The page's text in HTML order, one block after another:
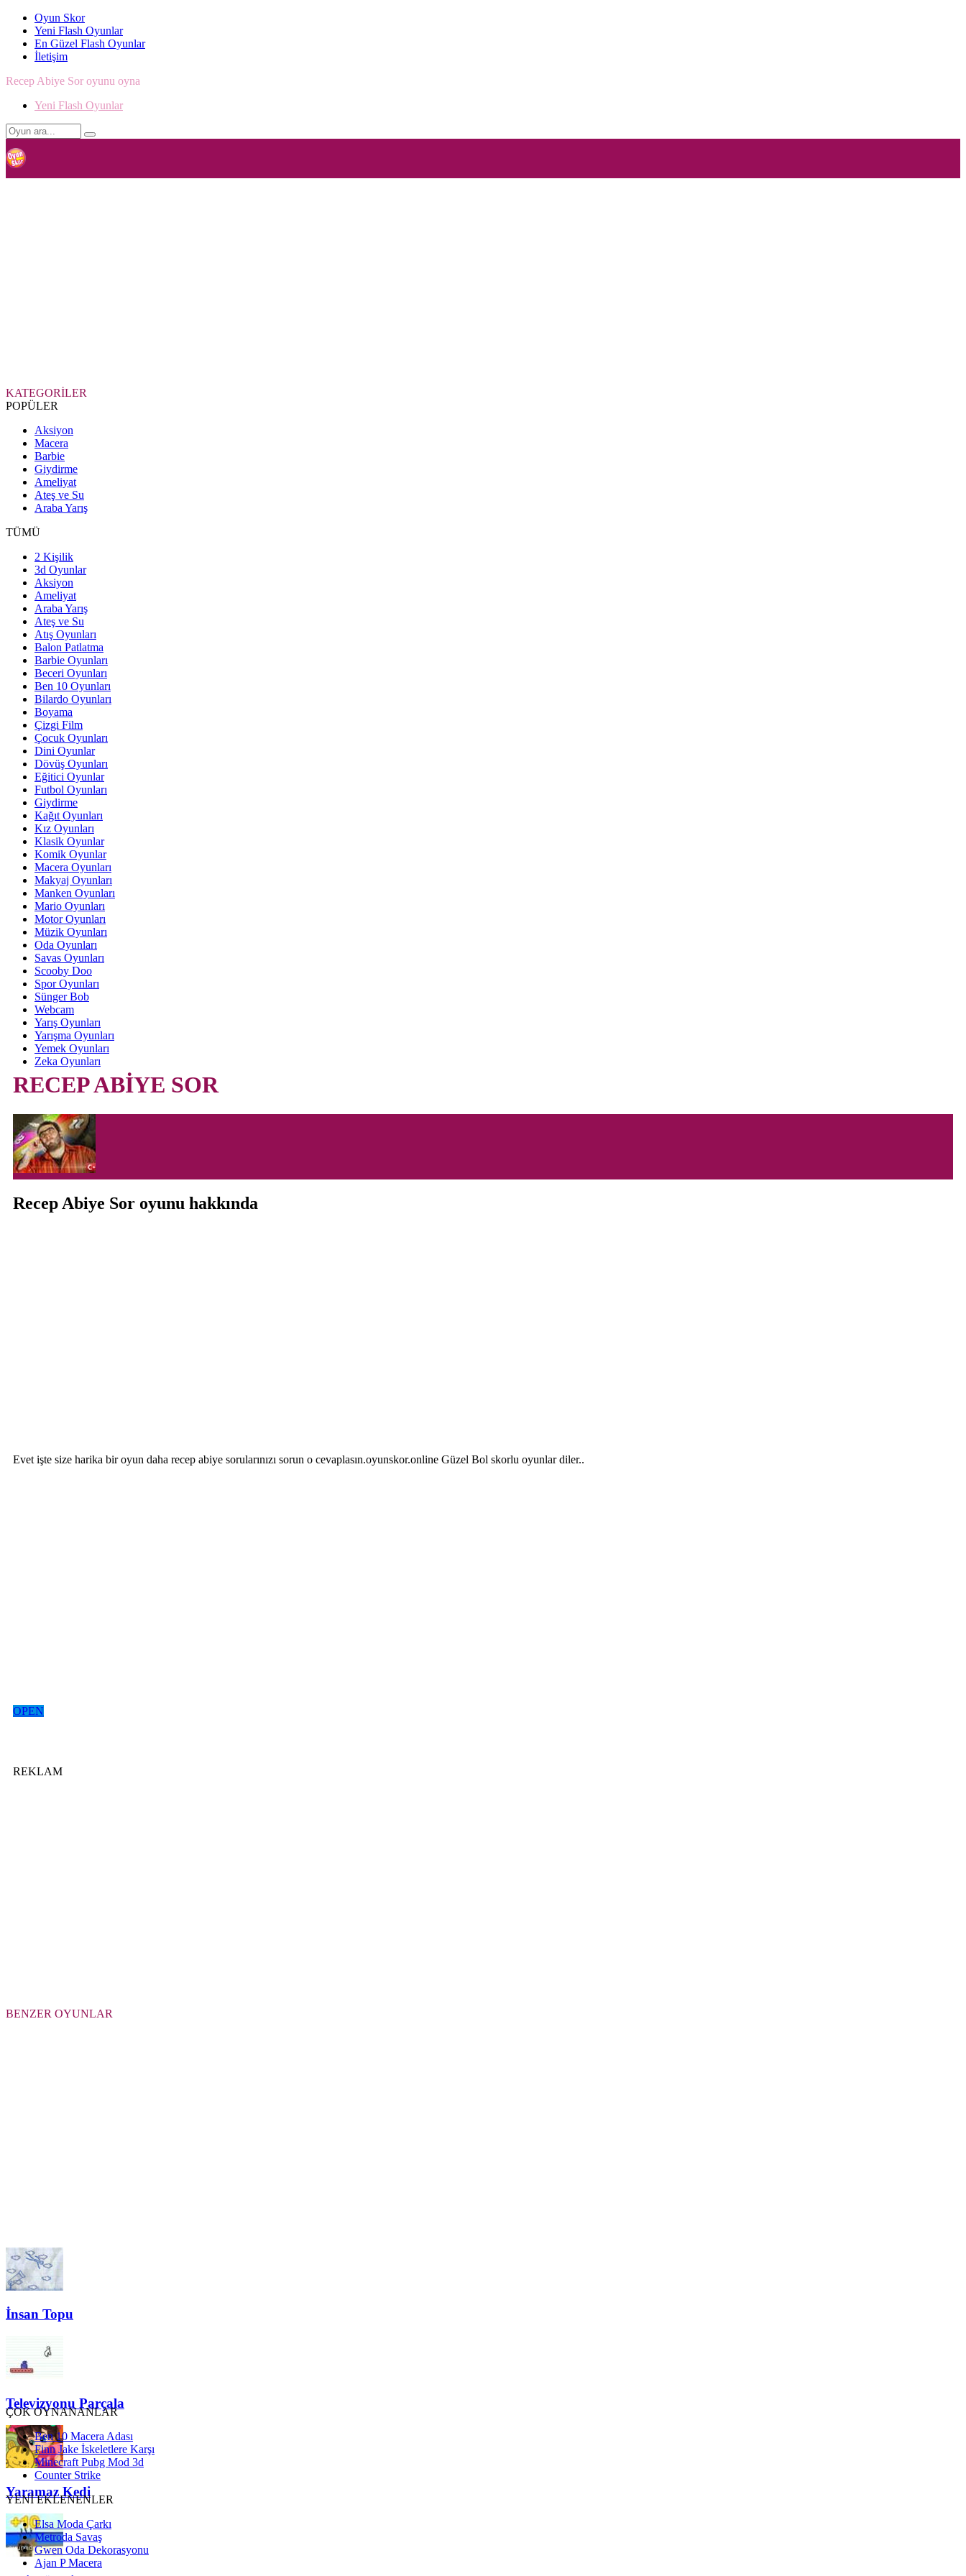
Oyun Skor
Yeni Flash Oyunlar
En Güzel Flash Oyunlar
İletişim
Recep Abiye Sor oyunu oyna
Yeni Flash Oyunlar
KATEGORİLER
POPÜLER
Aksiyon
Macera
Barbie
Giydirme
Ameliyat
Ateş ve Su
Araba Yarış
TÜMÜ
2 Kişilik
3d Oyunlar
Aksiyon
Ameliyat
Araba Yarış
Ateş ve Su
Atış Oyunları
Balon Patlatma
Barbie Oyunları
Beceri Oyunları
Ben 10 Oyunları
Bilardo Oyunları
Boyama
Çizgi Film
Çocuk Oyunları
Dini Oyunlar
Dövüş Oyunları
Eğitici Oyunlar
Futbol Oyunları
Giydirme
Kağıt Oyunları
Kız Oyunları
Klasik Oyunlar
Komik Oyunlar
Macera Oyunları
Makyaj Oyunları
Manken Oyunları
Mario Oyunları
Motor Oyunları
Müzik Oyunları
Oda Oyunları
Savas Oyunları
Scooby Doo
Spor Oyunları
Sünger Bob
Webcam
Yarış Oyunları
Yarışma Oyunları
Yemek Oyunları
Zeka Oyunları
RECEP ABİYE SOR
Recep Abiye Sor oyunu hakkında
Evet işte size harika bir oyun daha recep abiye sorularınızı sorun o cevaplasın.oyunskor.online Güzel Bol skorlu oyunlar diler..
OPEN
REKLAM
BENZER OYUNLAR
İnsan Topu
Televizyonu Parçala
Yaramaz Kedi
ÇOK OYNANANLAR
Ben 10 Macera Adası
Finn Jake İskeletlere Karşı
Minecraft Pubg Mod 3d
Counter Strike
YENİ EKLENENLER
Elsa Moda Çarkı
Metroda Savaş
Gwen Oda Dekorasyonu
Ajan P Macera